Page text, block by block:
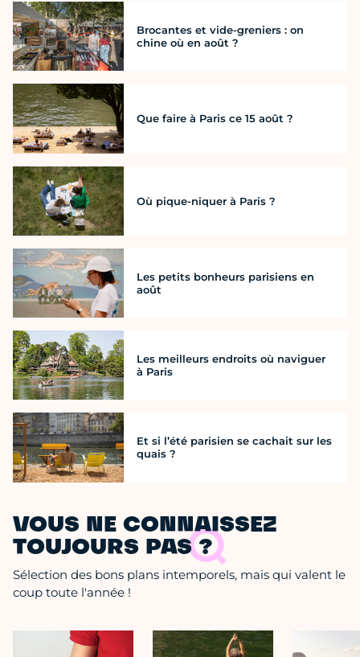
Brocantes et vide-greniers : on
chine où en août ?
Que faire à Paris ce 15 août ?
Où pique-niquer à Paris ?
Les petits bonheurs parisiens en
août
Les meilleurs endroits où naviguer
à Paris
Et si l’été parisien se cachait sur les
quais ?
VOUS NE CONNAISSEZ
TOUJOURS PAS ?
Sélection des bons plans intemporels, mais qui valent le
coup toute l'année !